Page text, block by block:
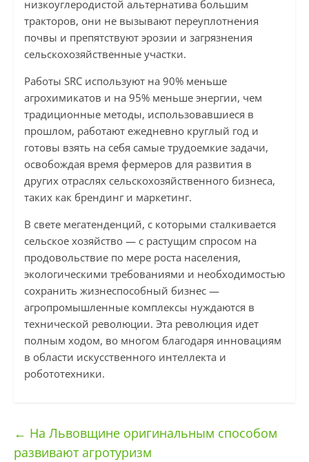
низкоуглеродистой альтернатива большим
тракторов, они не вызывают переуплотнения
почвы и препятствуют эрозии и загрязнения
сельскохозяйственные участки.
Работы SRC используют на 90% меньше
агрохимикатов и на 95% меньше энергии, чем
традиционные методы, использовавшиеся в
прошлом, работают ежедневно круглый год и
готовы взять на себя самые трудоемкие задачи,
освобождая время фермеров для развития в
других отраслях сельскохозяйственного бизнеса,
таких как брендинг и маркетинг.
В свете мегатенденций, с которыми сталкивается
сельское хозяйство — с растущим спросом на
продовольствие по мере роста населения,
экологическими требованиями и необходимостью
сохранить жизнеспособный бизнес —
агропромышленные комплексы нуждаются в
технической революции. Эта революция идет
полным ходом, во многом благодаря инновациям
в области искусственного интеллекта и
робототехники.
← На Львовщине оригинальным способом
развивают агротуризм